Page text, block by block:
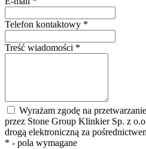
Telefon kontaktowy *
Treść wiadomości *
Wyrażam zgodę na
przez Stone Group Klinkier Sp. z
drogą elektroniczną za
* - pola wymagane